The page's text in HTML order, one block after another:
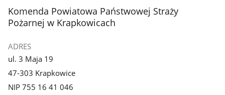
stopka
Komenda Powiatowa Państwowej Straży
Pożarnej w Krapkowicach
ADRES
ul. 3 Maja 19
47-303 Krapkowice
NIP 755 16 41 046